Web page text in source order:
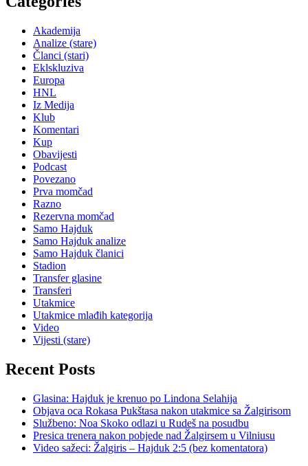
Akademija
Analize (stare)
Članci (stari)
Eklskluziva
Europa
HNL
Iz Medija
Klub
Komentari
Kup
Obavijesti
Podcast
Povezano
Prva momčad
Razno
Rezervna momčad
Samo Hajduk
Samo Hajduk analize
Samo Hajduk članici
Stadion
Transfer glasine
Transferi
Utakmice
Utakmice mlađih kategorija
Video
Vijesti (stare)
Recent Posts
Glasina: Hajduk je krenuo po Lindona Selahija
Objava oca Rokasa Pukštasa nakon utakmice sa Žalgirisom
Službeno: Noa Skoko odlazi u Rudeš na posudbu
Presica trenera nakon pobjede nad Žalgirsem u Vilniusu
Video sažeci: Žalgiris – Hajduk 2:5 (bez komentatora)